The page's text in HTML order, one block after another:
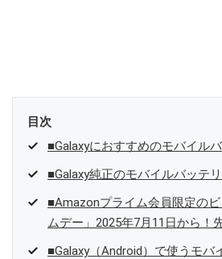
目次
■Galaxyにおすすめのモバイル
■Galaxy純正のモバイルバッテ
■Amazonプライム会員限定の
ムデー」2025年7月11日から！
■Galaxy（Android）で使うモバ